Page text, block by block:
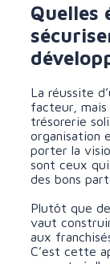
Quelles
La réussite
facteur, mais
trésorerie
organisation
porter la
sont ceux
des bons
Plutôt que
vaut
aux
C’est cette